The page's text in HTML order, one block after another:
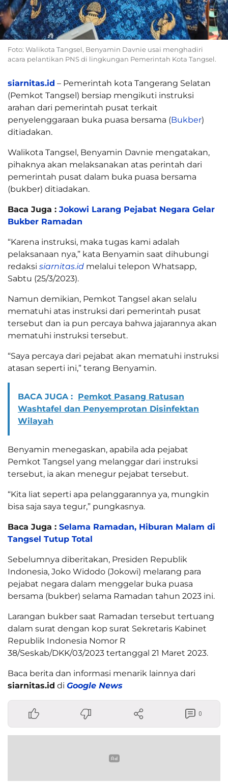
Foto: Walikota Tangsel, Benyamin Davnie usai menghadiri
acara pelantikan PNS di lingkungan Pemerintah Kota Tangsel.
siarnitas.id – Pemerintah kota Tangerang Selatan
(Pemkot Tangsel) bersiap mengikuti instruksi
arahan dari pemerintah pusat terkait
penyelenggaraan buka puasa bersama (Bukber)
ditiadakan.
Walikota Tangsel, Benyamin Davnie mengatakan,
pihaknya akan melaksanakan atas perintah dari
pemerintah pusat dalam buka puasa bersama
(bukber) ditiadakan.
Baca Juga : Jokowi Larang Pejabat Negara Gelar
Bukber Ramadan
“Karena instruksi, maka tugas kami adalah
pelaksanaan nya,” kata Benyamin saat dihubungi
redaksi siarnitas.id melalui telepon Whatsapp,
Sabtu (25/3/2023).
Namun demikian, Pemkot Tangsel akan selalu
mematuhi atas instruksi dari pemerintah pusat
tersebut dan ia pun percaya bahwa jajarannya akan
mematuhi instruksi tersebut.
“Saya percaya dari pejabat akan mematuhi instruksi
atasan seperti ini,” terang Benyamin.
BACA JUGA : Pemkot Pasang Ratusan
Washtafel dan Penyemprotan Disinfektan
Wilayah
Benyamin menegaskan, apabila ada pejabat
Pemkot Tangsel yang melanggar dari instruksi
tersebut, ia akan menegur pejabat tersebut.
“Kita liat seperti apa pelanggarannya ya, mungkin
bisa saja saya tegur,” pungkasnya.
Baca Juga : Selama Ramadan, Hiburan Malam di
Tangsel Tutup Total
Sebelumnya diberitakan, Presiden Republik
Indonesia, Joko Widodo (Jokowi) melarang para
pejabat negara dalam menggelar buka puasa
bersama (bukber) selama Ramadan tahun 2023 ini.
Larangan bukber saat Ramadan tersebut tertuang
dalam surat dengan kop surat Sekretaris Kabinet
Republik Indonesia Nomor R
38/Seskab/DKK/03/2023 tertanggal 21 Maret 2023.
Baca berita dan informasi menarik lainnya dari
siarnitas.id di Google News
0